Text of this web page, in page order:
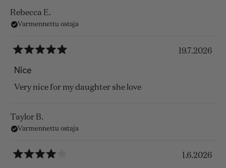
Rebecca E.
Varmennettu ostaja
5
/
5
tähteä
19.7.2026
Nice
Very nice for my daughter she love
Taylor B.
Varmennettu ostaja
1.6.2026